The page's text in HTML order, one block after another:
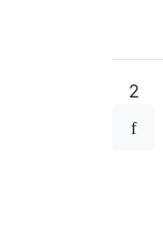
2